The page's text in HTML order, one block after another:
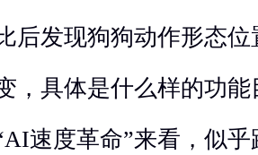
后发现狗狗动作形态
，具体是什么样的功
速度革命”来看，似